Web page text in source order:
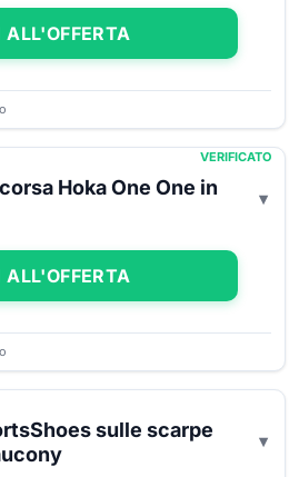
ALL'OFFERTA
VERIFICATO
Hoka One One in
ALL'OFFERTA
sulle scarpe